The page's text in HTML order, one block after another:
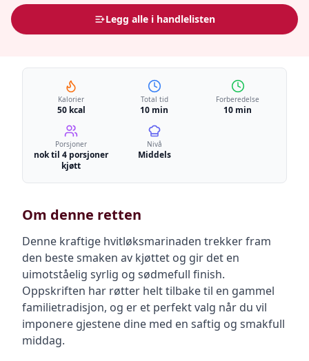
Legg alle i handlelisten
Kalorier
50 kcal
Total tid
10 min
Forberedelse
10 min
Porsjoner
nok til 4 porsjoner
kjøtt
Nivå
Middels
Om denne retten
Denne kraftige hvitløksmarinaden trekker fram
den beste smaken av kjøttet og gir det en
uimotståelig syrlig og sødmefull finish.
Oppskriften har røtter helt tilbake til en gammel
familietradisjon, og er et perfekt valg når du vil
imponere gjestene dine med en saftig og smakfull
middag.